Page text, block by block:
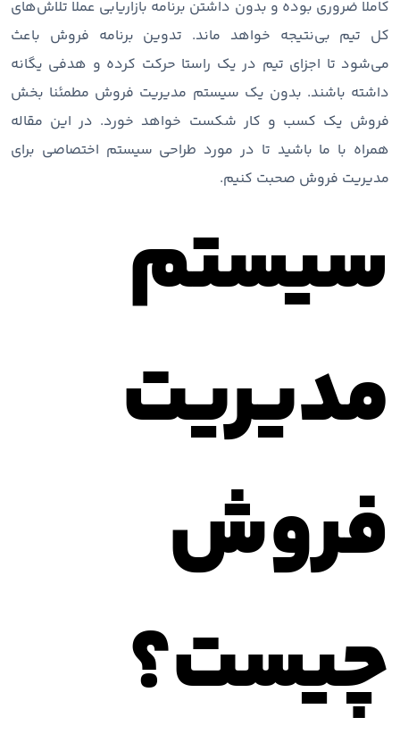
کاملا ضروری بوده و بدون داشتن برنامه بازاریابی عملا تلاش‌های
کل تیم بی‌نتیجه خواهد ماند. تدوین برنامه فروش باعث
می‌شود تا اجزای تیم در یک راستا حرکت کرده و هدفی یگانه
داشته باشند. بدون یک سیستم مدیریت فروش مطمئنا بخش
فروش یک کسب و کار شکست خواهد خورد. در این مقاله
همراه با ما باشید تا در مورد طراحی سیستم اختصاصی برای
مدیریت فروش صحبت کنیم.
سیستم
مدیریت
فروش
چیست؟